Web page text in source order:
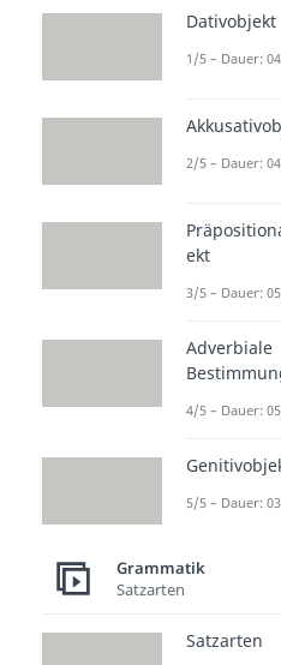
ebenfalls
oder
durch
Personen
Dativobjekt
1/5 – Dauer:
2/5 – Dauer:
ekt
3/5 – Dauer:
Adverbiale
4/5 – Dauer:
5/5 – Dauer:
Grammatik
Satzarten
Satzarten